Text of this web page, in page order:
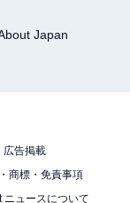
18:00）
Japan
広告掲載
商標・免責事項
ニュースについて